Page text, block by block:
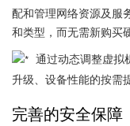
配和管理网络资源及服
和类型，而无需新购买
通过动态调整虚拟
升级、设备性能的按需
完善的安全保障